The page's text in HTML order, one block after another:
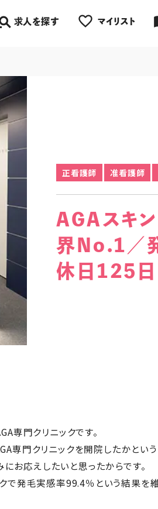
求人を探す favorite_border マイリスト
正看護師 准看護師
AGAスキン
界No.1／
休日125日
専門クリニックです。
専門クリニックを開院したかという
お応えしたいと思ったからです。
で発毛実感率99.4％という結果を